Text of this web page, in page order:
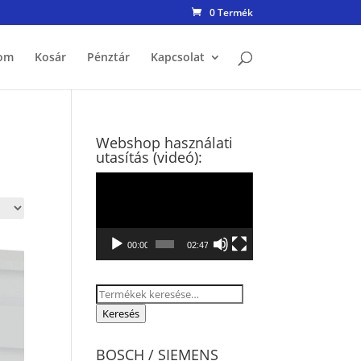
0 Termék
Kosár Pénztár Kapcsolat
Webshop használati
utasítás (videó):
00:00 02:47
Keresés
Keresés
BOSCH / SIEMENS